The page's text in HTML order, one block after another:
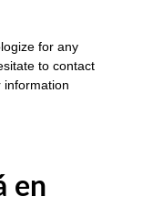
for any
to contact
information
en